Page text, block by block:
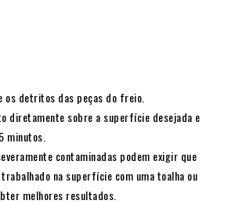
os detritos das peças do freio.
diretamente sobre a superfície desejada e
minutos.
contaminadas podem exigir que
na superfície com uma toalha ou
melhores resultados.